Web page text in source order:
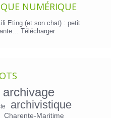
NUMÉRIQUE
Eting (et son chat) : petit
Télécharger
archivage
archivistique
Charente-Maritime